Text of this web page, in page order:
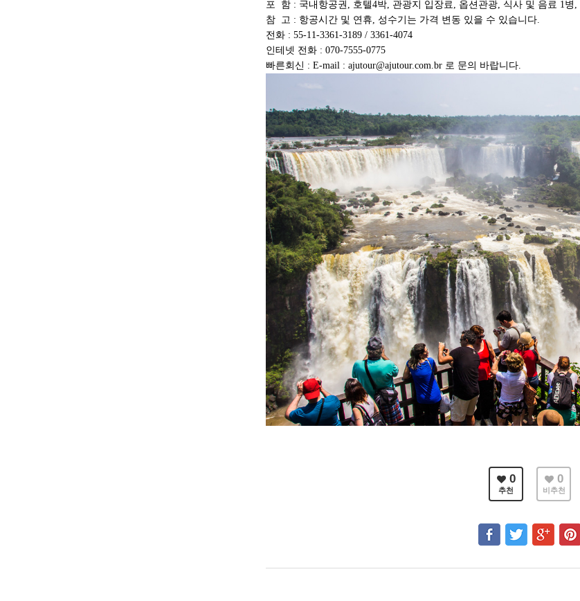
포 함 : 국내항공권, 호텔4박, 관광지 입장료, 옵션관광, 식사 및 음료 1병,
참 고 : 항공시간 및 연휴, 성수기는 가격 변동 있을 수 있습니다.
전화 : 55-11-3361-3189 / 3361-4074
인테넷 전화 : 070-7555-0775
빠른회신 : E-mail : ajutour@ajutour.com.br 로 문의 바랍니다.
0
추천
0
비추천